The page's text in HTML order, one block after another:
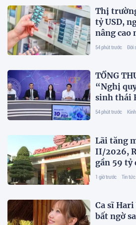
Thị
tỷ USD,
nâng cao
54 phút trước Đời
TỔNG
“Nghị
sinh thái
54 phút trước
Lãi tăng
II/2026,
gần 59 tỷ
mặt
1 giờ trước Tin tức
Ca sĩ
bất ngờ